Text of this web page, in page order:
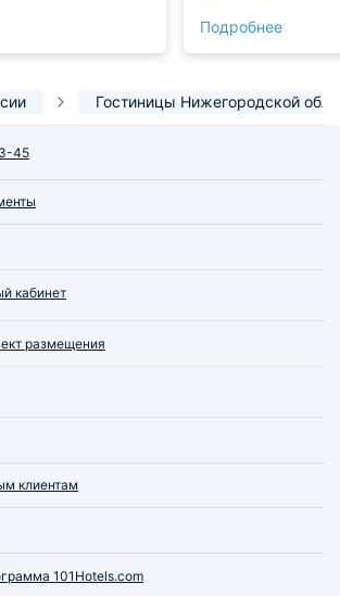
убрано, есть
В ванной удобно.
Могу только
здесь не было.
просторно и
состояние
Подробнее
Гостиницы Нижегородской
45
кабинет
размещения
клиентам
101Hotels.com